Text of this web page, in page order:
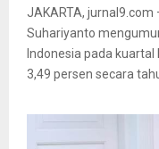
JAKARTA,
Suhariyanto
Indonesia pada
3,49 persen secara